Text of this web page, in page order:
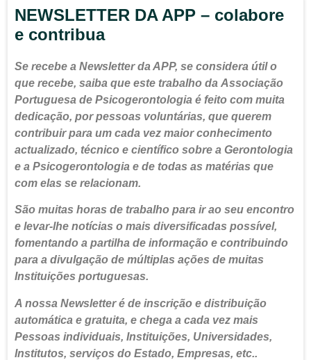
NEWSLETTER DA APP – colabore
e contribua
Se recebe a Newsletter da APP, se considera útil o
que recebe, saiba que este trabalho da Associação
Portuguesa de Psicogerontologia é feito com muita
dedicação, por pessoas voluntárias, que querem
contribuir para um cada vez maior conhecimento
actualizado, técnico e científico sobre a Gerontologia
e a Psicogerontologia e de todas as matérias que
com elas se relacionam.
São muitas horas de trabalho para ir ao seu encontro
e levar-lhe notícias o mais diversificadas possível,
fomentando a partilha de informação e contribuindo
para a divulgação de múltiplas ações de muitas
Instituições portuguesas.
A nossa Newsletter é de inscrição e distribuição
automática e gratuita, e chega a cada vez mais
Pessoas individuais, Instituições, Universidades,
Institutos, serviços do Estado, Empresas, etc..